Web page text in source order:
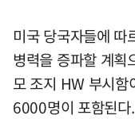
미국 당국자들에 따
병력을 증파할 계획
모 조지 HW 부시함
6000명이 포함된다.